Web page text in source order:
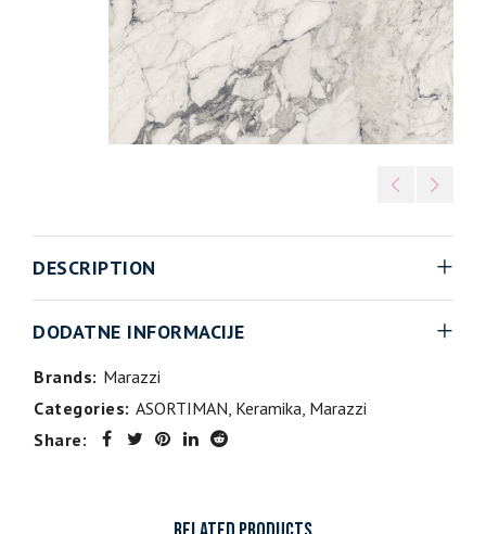
DESCRIPTION
DODATNE INFORMACIJE
Brands: Marazzi
Categories: ASORTIMAN, Keramika, Marazzi
Share: